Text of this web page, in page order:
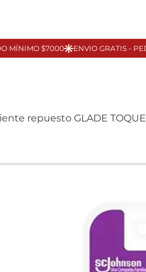
repuesto GLADE TOQUE